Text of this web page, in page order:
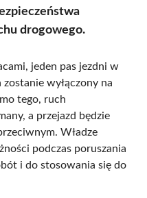
drogowego.
jeden pas jezdni w
wyłączony na
tego, ruch
a przejazd będzie
Władze
podczas poruszania
i do stosowania się do